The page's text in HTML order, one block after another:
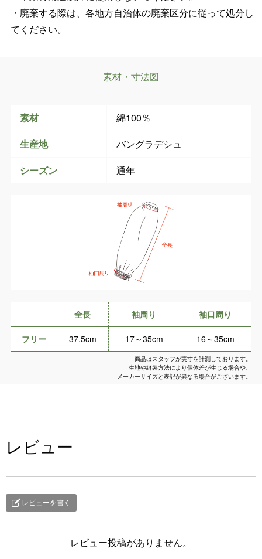
・廃棄する際は、各地方自治体の廃棄区分に従って処分し
てください。
素材・寸法図
素材
綿100％
生産地
バングラデシュ
シーズン
通年
全長 袖周り 袖口周り
フリー 37.5cm 17～35cm 16～35cm
商品はスタッフが実寸を計測しております。
生地や縫製方法により個体差が生じる場合や、
メーカーサイズと表記が異なる場合がございます。
レビュー
レビューを書く
レビュー投稿がありません。